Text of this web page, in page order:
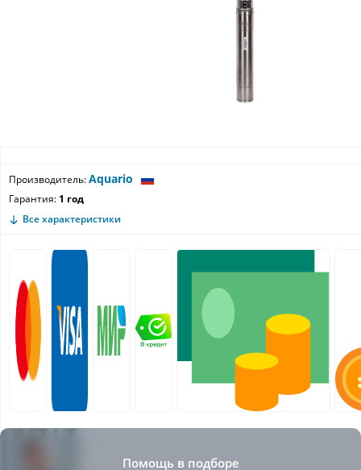
Производитель:Aquario
Гарантия: 1 год
Все характеристики
Помощь в подборе